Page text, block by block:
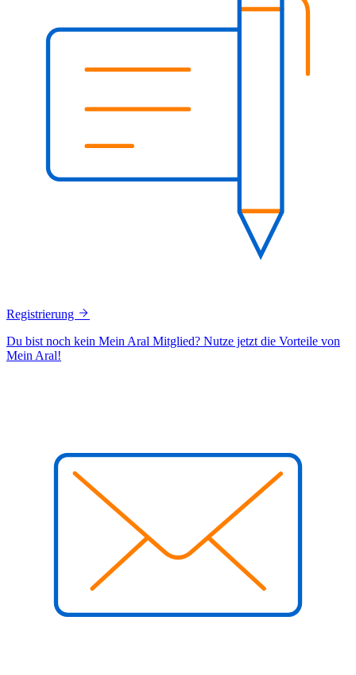
Registrierung
Du bist noch kein Mein Aral Mitglied? Nutze jetzt die Vorteile von
Mein Aral!